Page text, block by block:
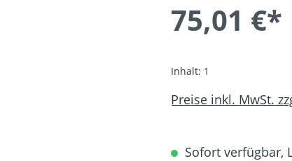
75,01 €*
Inhalt: 1
Preise inkl. MwSt.
Sofort verfügbar,